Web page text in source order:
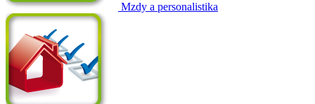
Mzdy a personalistika